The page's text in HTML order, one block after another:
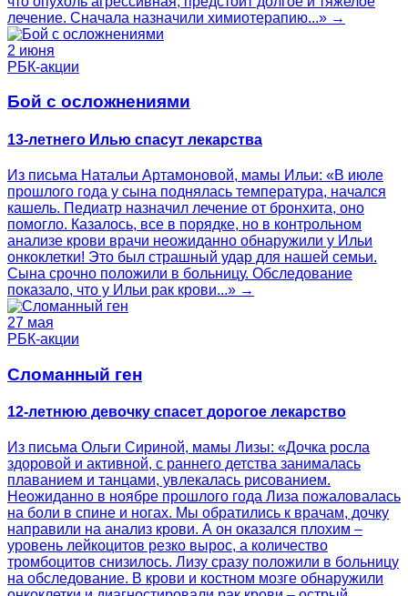
лечение. Сначала назначили химиотерапию...» →
2 июня
РБК-акции
Бой с осложнениями
13-летнего Илью спасут лекарства
Из письма Натальи Артамоновой, мамы Ильи: «В июле
прошлого года у сына поднялась температура, начался
кашель. Педиатр назначил лечение от бронхита, оно
помогло. Казалось, все в порядке, но в контрольном
анализе крови врачи неожиданно обнаружили у Ильи
онкоклетки! Это был страшный удар для нашей семьи.
Сына срочно положили в больницу. Обследование
показало, что у Ильи рак крови...» →
27 мая
РБК-акции
Сломанный ген
12-летнюю девочку спасет дорогое лекарство
Из письма Ольги Сириной, мамы Лизы: «Дочка росла
здоровой и активной, с раннего детства занималась
плаванием и танцами, увлекалась рисованием.
Неожиданно в ноябре прошлого года Лиза пожаловалась
на боли в спине и ногах. Мы обратились к врачам, дочку
направили на анализ крови. А он оказался плохим –
уровень лейкоцитов резко вырос, а количество
тромбоцитов снизилось. Лизу сразу положили в больницу
на обследование. В крови и костном мозге обнаружили